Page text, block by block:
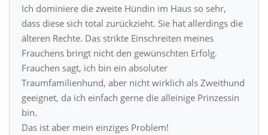
Ich dominiere die zweite Hündin im Haus so sehr,
dass diese sich total zurückzieht. Sie hat allerdings die
älteren Rechte. Das strikte Einschreiten meines
Frauchens bringt nicht den gewünschten Erfolg.
Frauchen sagt, ich bin ein absoluter
Traumfamilienhund, aber nicht wirklich als Zweithund
geeignet, da ich einfach gerne die alleinige Prinzessin
bin.
Das ist aber mein einziges Problem!